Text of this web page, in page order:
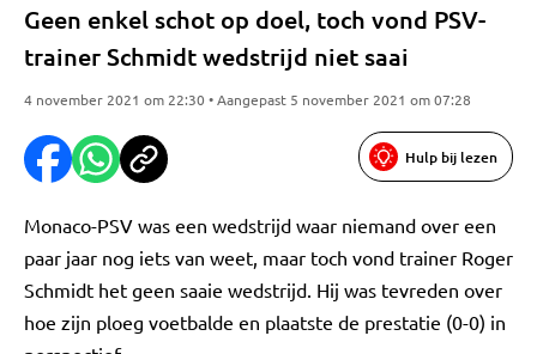
Geen enkel schot op doel, toch vond PSV-
trainer Schmidt wedstrijd niet saai
4 november 2021 om 22:30 • Aangepast 5 november 2021 om 07:28
Hulp bij lezen
Monaco-PSV was een wedstrijd waar niemand over een
paar jaar nog iets van weet, maar toch vond trainer Roger
Schmidt het geen saaie wedstrijd. Hij was tevreden over
hoe zijn ploeg voetbalde en plaatste de prestatie (0-0) in